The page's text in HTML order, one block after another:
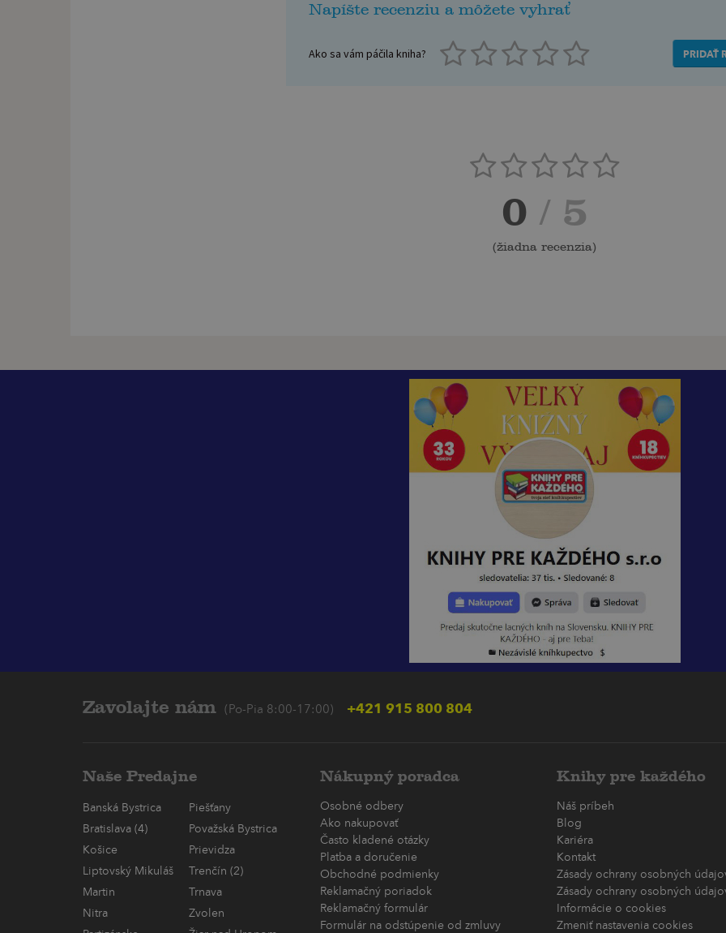
Napíšte recenziu a môžete vyhrať
Ako sa vám páčila kniha? PRIDAŤ
0 / 5
(žiadna recenzia)
Zavolajte nám (Po-Pia 8:00-17:00) +421 915 800 804
Naše Predajne
Banská Bystrica
Piešťany
Bratislava (4)
Považská Bystrica
Košice
Prievidza
Liptovský Mikuláš
Trenčín (2)
Martin
Trnava
Nitra
Zvolen
Nákupný poradca
Osobné odbery
Ako nakupovať
Často kladené otázky
Platba a doručenie
Obchodné podmienky
Reklamačný poriadok
Reklamačný formulár
Formulár na odstúpenie od zmluvy
Knihy pre každého
Náš príbeh
Blog
Kariéra
Kontakt
Zásady ochrany osobných
Zásady ochrany osobných
Informácie o cookies
Zmeniť nastavenia cookies